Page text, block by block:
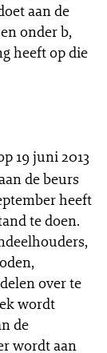
aan de
onder b,
heeft op die
19 juni 2013
de beurs
heeft
te doen.
over te
wordt
de
wordt aan